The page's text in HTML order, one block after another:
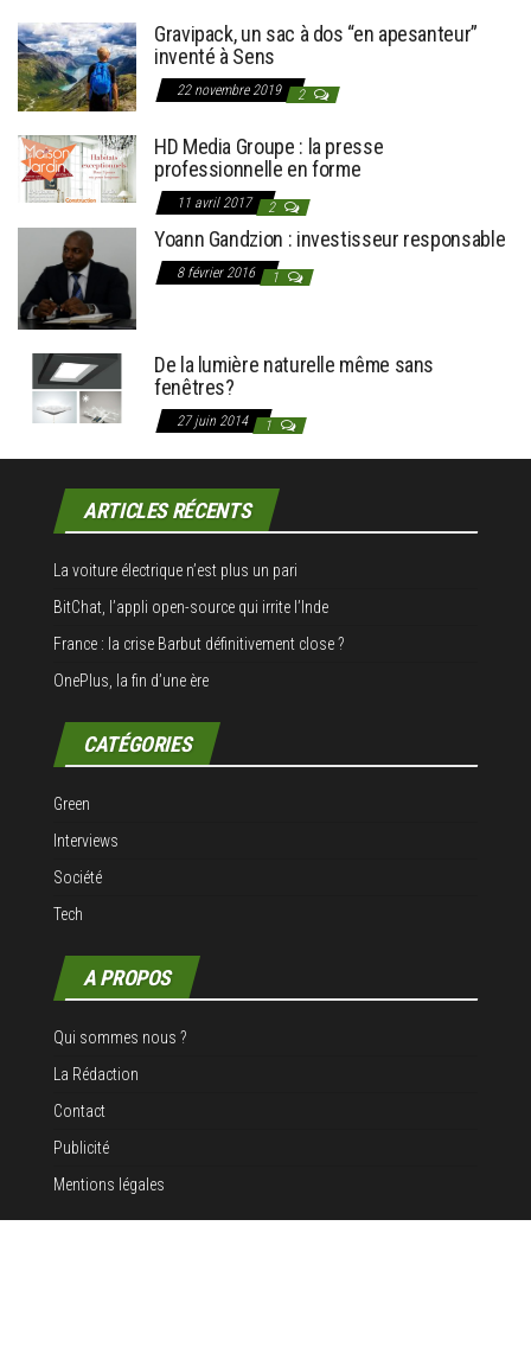
Gravipack, un sac à dos “en apesanteur”
inventé à Sens
22 novembre 2019 2
HD Media Groupe : la presse
professionnelle en forme
11 avril 2017 2
Yoann Gandzion : investisseur responsable
8 février 2016 1
De la lumière naturelle même sans
fenêtres?
27 juin 2014 1
ARTICLES RÉCENTS
La voiture électrique n’est plus un pari
BitChat, l’appli open-source qui irrite l’Inde
France : la crise Barbut définitivement close ?
OnePlus, la fin d’une ère
CATÉGORIES
Green
Interviews
Société
Tech
A PROPOS
Qui sommes nous ?
La Rédaction
Contact
Publicité
Mentions légales